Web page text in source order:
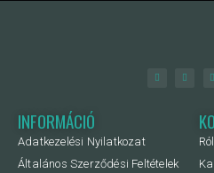
INFORMÁCIÓ
Adatkezelési Nyilatkozat
Általános Szerződési Feltételek